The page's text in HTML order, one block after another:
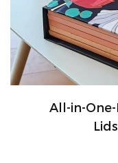
All-in-